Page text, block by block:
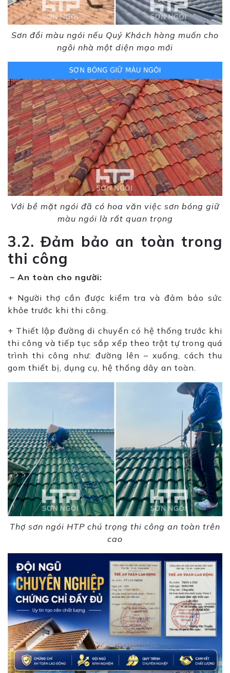
Sơn đổi màu ngói nếu Quý Khách hàng muốn cho
ngôi nhà một diện mạo mới
Với bề mặt ngói đã có hoa văn việc sơn bóng giữ
màu ngói là rất quan trọng
3.2. Đảm bảo an toàn trong
thi công
– An toàn cho người:
+ Người thợ cần được kiểm tra và đảm bảo sức
khỏe trước khi thi công.
+ Thiết lập đường di chuyển có hệ thống trước khi
thi công và tiếp tục sắp xếp theo trật tự trong quá
trình thi công như: đường lên – xuống, cách thu
gom thiết bị, dụng cụ, hệ thống dây an toàn.
Thợ sơn ngói HTP chú trọng thi công an toàn trên
cao